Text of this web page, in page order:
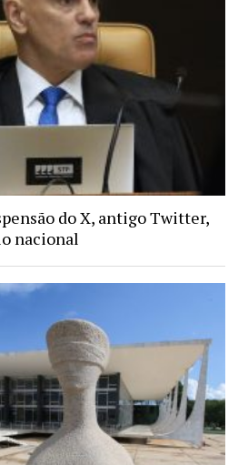
do X, antigo Twitter,
nacional